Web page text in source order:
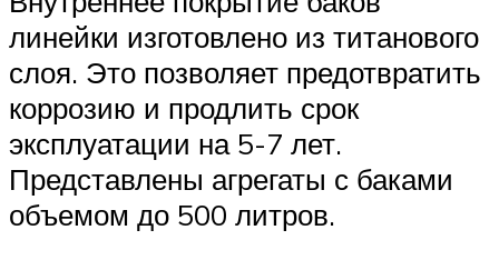
линейки изготовлено из титанового
слоя. Это позволяет предотвратить
коррозию и продлить срок
эксплуатации на 5-7 лет.
Представлены агрегаты с баками
объемом до 500 литров.